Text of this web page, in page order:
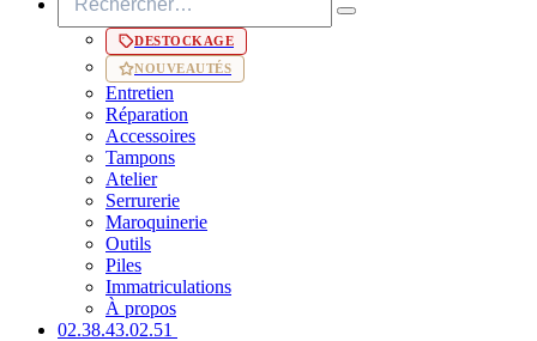
DESTOCKAGE
NOUVEAUTÉS
Entretien
Réparation
Accessoires
Tampons
Atelier
Serrurerie
Maroquinerie
Outils
Piles
Immatriculations
À propos
02.38.43​.02.51